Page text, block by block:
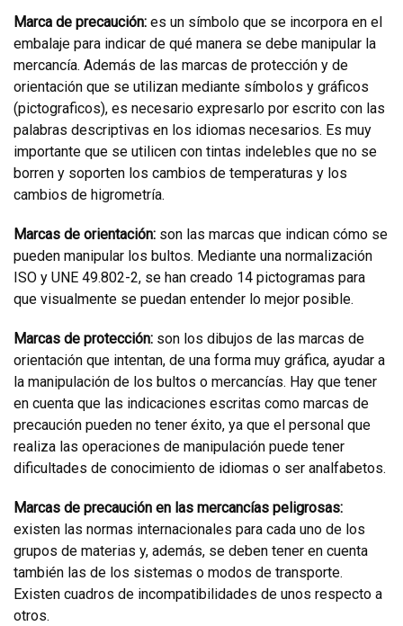
Marca de precaución: es un símbolo que se incorpora en el
embalaje para indicar de qué manera se debe manipular la
mercancía. Además de las marcas de protección y de
orientación que se utilizan mediante símbolos y gráficos
(pictograficos), es necesario expresarlo por escrito con las
palabras descriptivas en los idiomas necesarios. Es muy
importante que se utilicen con tintas indelebles que no se
borren y soporten los cambios de temperaturas y los
cambios de higrometría.
Marcas de orientación: son las marcas que indican cómo se
pueden manipular los bultos. Mediante una normalización
ISO y UNE 49.802-2, se han creado 14 pictogramas para
que visualmente se puedan entender lo mejor posible.
Marcas de protección: son los dibujos de las marcas de
orientación que intentan, de una forma muy gráfica, ayudar a
la manipulación de los bultos o mercancías. Hay que tener
en cuenta que las indicaciones escritas como marcas de
precaución pueden no tener éxito, ya que el personal que
realiza las operaciones de manipulación puede tener
dificultades de conocimiento de idiomas o ser analfabetos.
Marcas de precaución en las mercancías peligrosas:
existen las normas internacionales para cada uno de los
grupos de materias y, además, se deben tener en cuenta
también las de los sistemas o modos de transporte.
Existen cuadros de incompatibilidades de unos respecto a
otros.